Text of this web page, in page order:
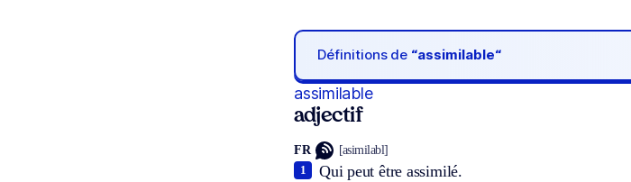
Définitions de “assimilable“
assimilable
adjectif
FR [asimilabl]
Qui peut être assimilé.
1